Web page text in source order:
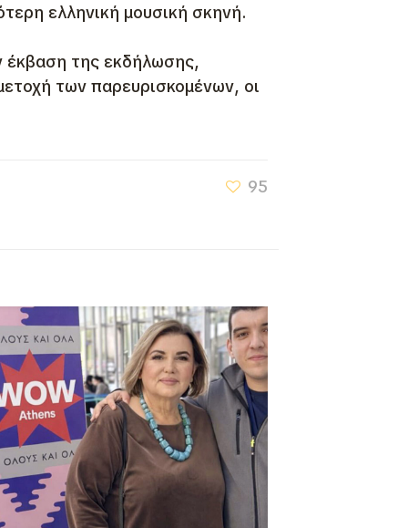
ελληνική μουσική σκηνή.
έκβαση της εκδήλωσης,
των παρευρισκομένων, οι
95